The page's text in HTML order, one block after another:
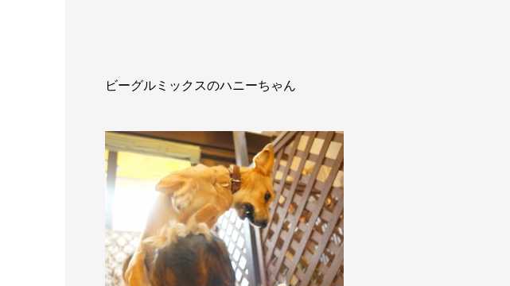
ビーグルミックスのハニーちゃん